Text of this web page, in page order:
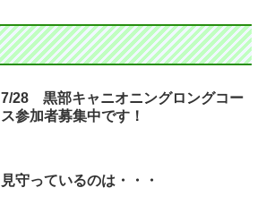
7/28 黒部キャニオニングロングコー
ス参加者募集中です！
見守っているのは・・・